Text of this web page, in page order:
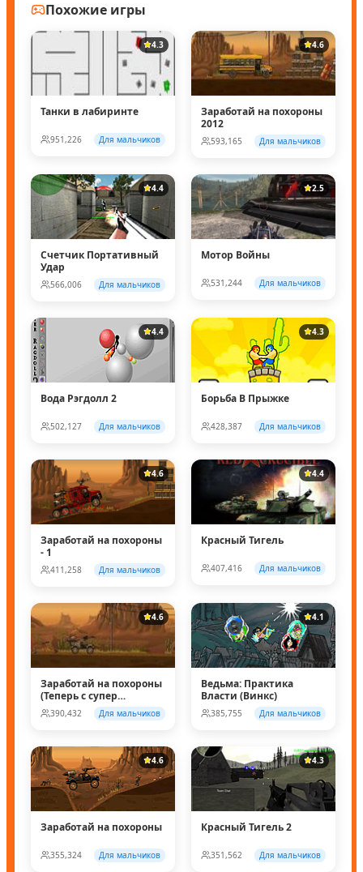
Похожие игры
4.3
Танки в лабиринте
951,226 Для мальчиков
4.6
Заработай на похороны
2012
593,165 Для мальчиков
4.4
Счетчик Портативный
Удар
566,006 Для мальчиков
2.5
Мотор Войны
531,244 Для мальчиков
4.4
Вода Рэгдолл 2
502,127 Для мальчиков
4.3
Борьба В Прыжке
428,387 Для мальчиков
4.6
Заработай на похороны
- 1
411,258 Для мальчиков
4.4
Красный Тигель
407,416 Для мальчиков
4.6
Заработай на похороны
(Теперь с супер
колесом!)
390,432 Для мальчиков
4.1
Ведьма: Практика
Власти (Винкс)
385,755 Для мальчиков
4.6
Заработай на похороны
355,324 Для мальчиков
4.3
Красный Тигель 2
351,562 Для мальчиков